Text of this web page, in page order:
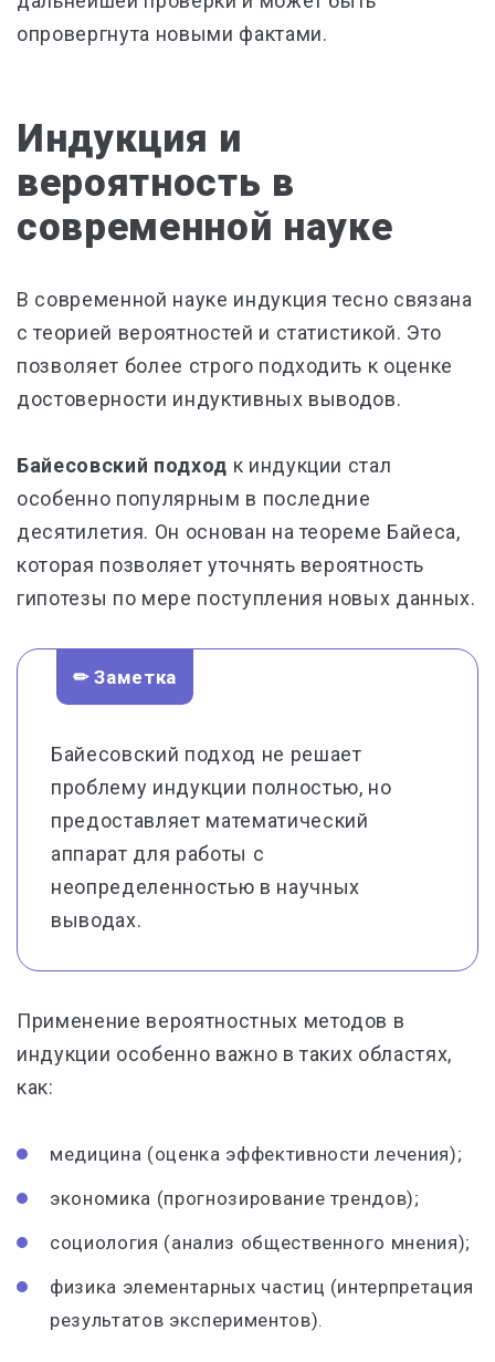
опровергнута новыми фактами.
Индукция и
вероятность в
современной науке
В современной науке индукция тесно связана
с теорией вероятностей и статистикой. Это
позволяет более строго подходить к оценке
достоверности индуктивных выводов.
Байесовский подход к индукции стал
особенно популярным в последние
десятилетия. Он основан на теореме Байеса,
которая позволяет уточнять вероятность
гипотезы по мере поступления новых данных.
✏ Заметка
Байесовский подход не решает
проблему индукции полностью, но
предоставляет математический
аппарат для работы с
неопределенностью в научных
выводах.
Применение вероятностных методов в
индукции особенно важно в таких областях,
как:
медицина (оценка эффективности лечения);
экономика (прогнозирование трендов);
социология (анализ общественного мнения);
физика элементарных частиц (интерпретация
результатов экспериментов).